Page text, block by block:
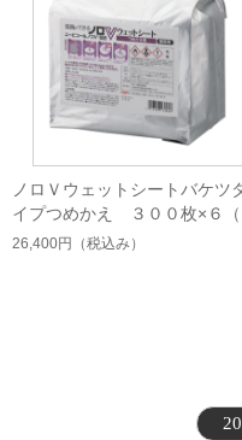
ノロＶウェットシートバケツ
イプつめかえ ３００枚×６（
２０２）
26,400円 （税込み）